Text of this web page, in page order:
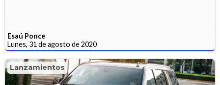
Esaú Ponce
Lunes, 31 de agosto de 2020
Lanzamientos